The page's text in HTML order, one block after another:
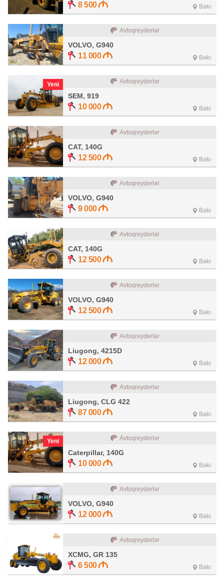
8 500 Bakı
Avtoqreyderlər
VOLVO, G940
11 000 Bakı
Yeni Avtoqreyderlər
SEM, 919
10 000 Bakı
Avtoqreyderlər
CAT, 140G
12 500 Bakı
Avtoqreyderlər
VOLVO, G940
9 000 Bakı
Avtoqreyderlər
CAT, 140G
12 500 Bakı
Avtoqreyderlər
VOLVO, G940
12 500 Bakı
Avtoqreyderlər
Liugong, 4215D
12 000 Bakı
Avtoqreyderlər
Liugong, CLG 422
87 000 Bakı
Yeni Avtoqreyderlər
Caterpillar, 140G
10 000 Bakı
Avtoqreyderlər
VOLVO, G940
12 000 Bakı
Avtoqreyderlər
XCMG, GR 135
6 500 Bakı